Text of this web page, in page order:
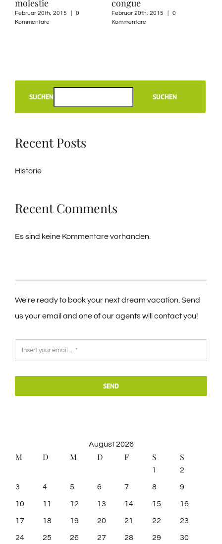
molestie
Februar 20th, 2015
0
Kommentare
congue
Februar 20th, 2015
0
Kommentare
SUCHEN SUCHEN
Recent Posts
Historie
Recent Comments
Es sind keine Kommentare vorhanden.
We're ready to book your next dream vacation. Send
us your email and one of our agents will contact you!
SEND
August 2026
M D M D F S S
1 2
3 4 5 6 7 8 9
10 11 12 13 14 15 16
17 18 19 20 21 22 23
24 25 26 27 28 29 30